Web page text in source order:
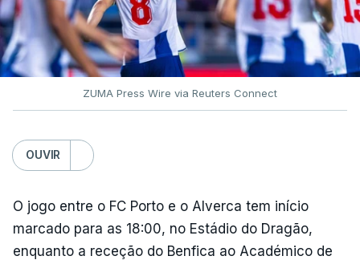
ZUMA Press Wire via Reuters Connect
OUVIR
O jogo entre o FC Porto e o Alverca tem início
marcado para as 18:00, no Estádio do Dragão,
enquanto a receção do Benfica ao Académico de